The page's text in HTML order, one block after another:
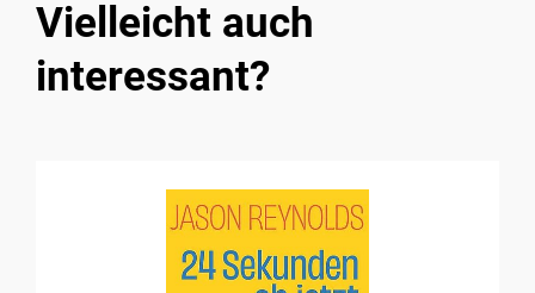
Vielleicht auch
interessant?